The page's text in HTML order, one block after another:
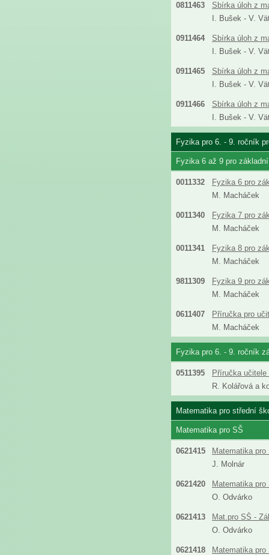
0811463
Sbírka úloh z
I. Bušek - V.
0911464
Sbírka úloh z
I. Bušek - V.
0911465
Sbírka úloh z
I. Bušek - V.
0911466
Sbírka úloh z
I. Bušek - V.
Fyzika pro 6. - 9. ročník
Fyzika 6 až 9 pro
0011332
Fyzika 6 pro
M. Macháček
0011340
Fyzika 7 pro
M. Macháček
0011341
Fyzika 8 pro
M. Macháček
9811309
Fyzika 9 pro
M. Macháček
0611407
Příručka pro
M. Macháček
Fyzika pro 6. - 9. ročník
0511395
Příručka
R. Kolářová a
Matematika pro střední
Matematika pro SŠ
0621415
Matematika
J. Molnár
0621420
Matematika
O. Odvárko
0621413
Mat.pro SŠ -
O. Odvárko
0621418
Matematika